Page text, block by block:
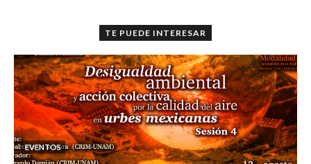
TE PUEDE INTERESAR
EVENTOS